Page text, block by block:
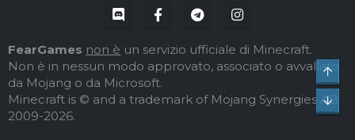
FearGames non è un servizio ufficiale di Minecraft.
Non è in nessun modo approvato, associato o avvallato
da Mojang o da Microsoft.
Minecraft is © and a trademark of Mojang Synergies AB
2009-2026.
Top